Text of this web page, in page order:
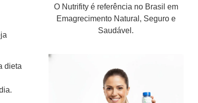
dieta
O Nutrifity é referência no Brasil em
Emagrecimento Natural, Seguro e
Saudável.